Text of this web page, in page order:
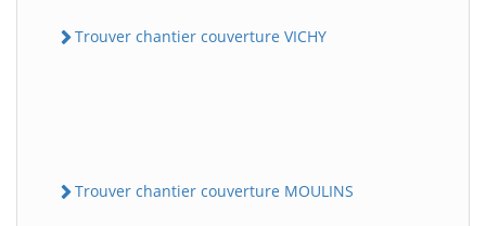
Trouver chantier couverture VICHY
Trouver chantier couverture MOULINS